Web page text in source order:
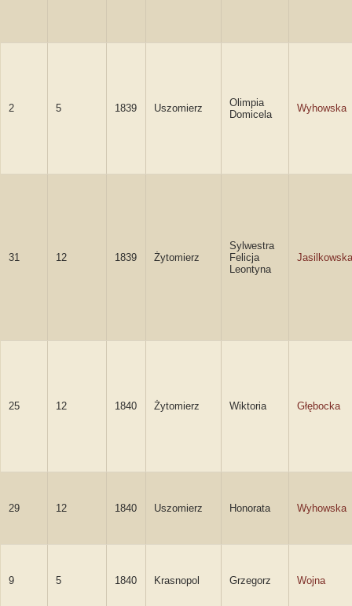
2 5 1839 Uszomierz
Olimpia
Domicela
Wyhowska
31 12 1839 Żytomierz
Sylwestra
Felicja
Leontyna
Jasilkowska
25 12 1840 Żytomierz Wiktoria Głębocka
29 12 1840 Uszomierz Honorata Wyhowska
9 5 1840 Krasnopol Grzegorz Wojna